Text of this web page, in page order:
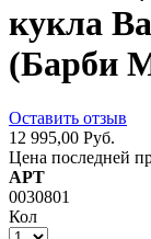
кукла
(Барби
Оставить отзыв
12 995,00 Руб.
Цена последней
АРТ
0030801
Кол